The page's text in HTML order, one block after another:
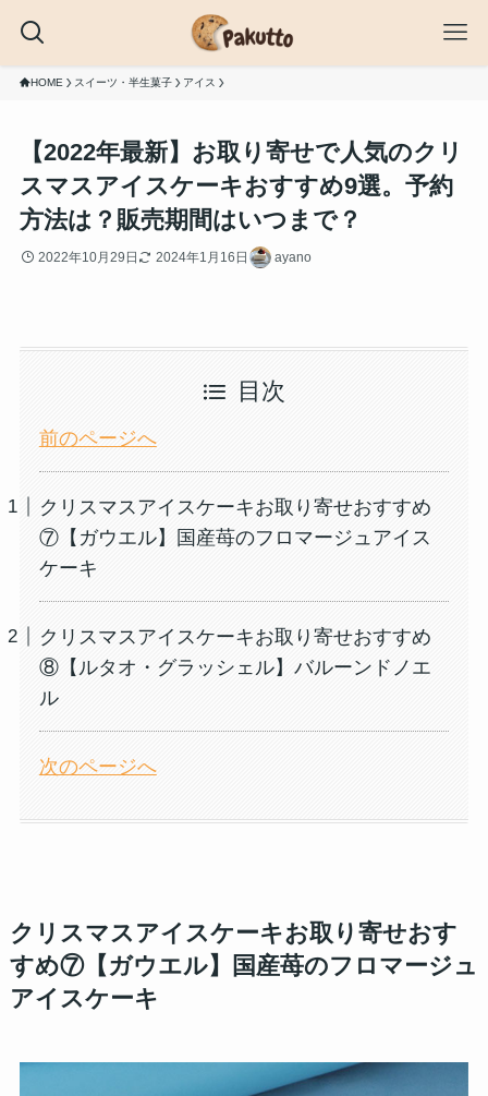
HOME スイーツ・半生菓子 アイス
【2022年最新】お取り寄せで人気のクリ
スマスアイスケーキおすすめ9選。予約
方法は？販売期間はいつまで？
2022年10月29日 2024年1月16日 ayano
目次
前のページへ
クリスマスアイスケーキお取り寄せおすすめ
⑦【ガウエル】国産苺のフロマージュアイス
ケーキ
クリスマスアイスケーキお取り寄せおすすめ
⑧【ルタオ・グラッシェル】バルーンドノエ
ル
次のページへ
クリスマスアイスケーキお取り寄せおす
すめ⑦【ガウエル】国産苺のフロマージュ
アイスケーキ